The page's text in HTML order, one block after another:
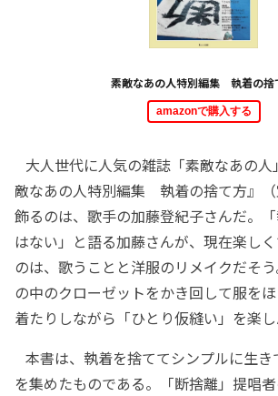
素敵なあの人特別編集 執着の捨
amazonで購入する
大人世代に人気の雑誌「素敵なあの人
敵なあの人特別編集 執着の捨て方』
飾るのは、歌手の加藤登紀子さんだ。
はない」と語る加藤さんが、現在楽し
のは、歌うことと洋服のリメイクだそ
の中のクローゼットをかき回して服を
着たりしながら「ひとり仮縫い」を楽し
本書は、執着を捨ててシンプルに生
を集めたものである。「断捨離」提唱